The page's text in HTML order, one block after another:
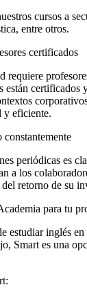
cursos a
entre otros.
certificados
requiere
están certificados
y eficiente.
periódicas es
a los
retorno de su
para tu
estudiar inglés
Smart es una